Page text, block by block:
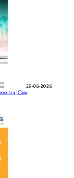
29-06-2026
voorbij! ⏱️🚗